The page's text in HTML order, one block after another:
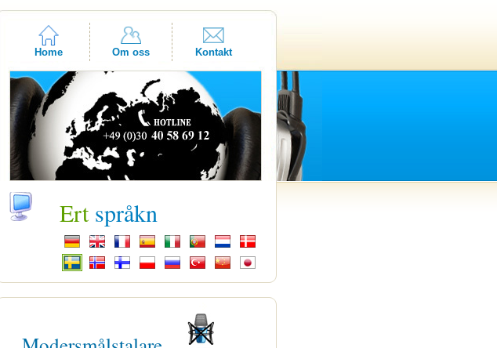
Home Om oss Kontakt
Ert språkn